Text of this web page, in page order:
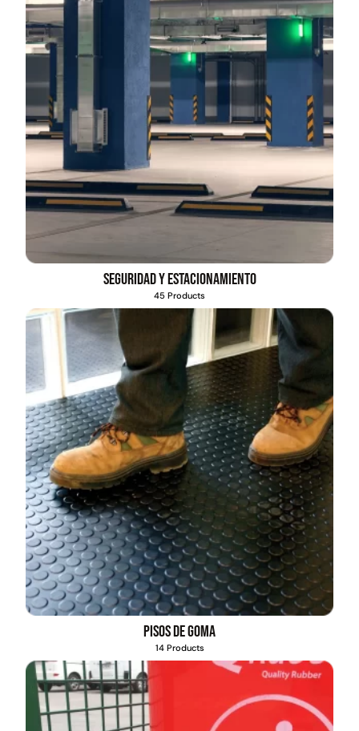
Seguridad y estacionamiento
45 Products
Pisos de goma
14 Products